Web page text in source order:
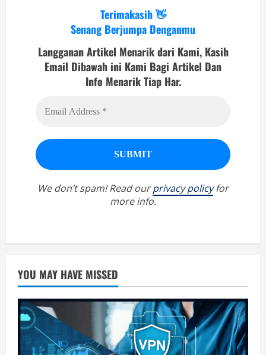
Terimakasih 👋
Senang Berjumpa Denganmu
Langganan Artikel Menarik dari Kami, Kasih
Email Dibawah ini Kami Bagi Artikel Dan
Info Menarik Tiap Har.
We don’t spam! Read ourprivacy policyfor
more info.
YOU MAY HAVE MISSED